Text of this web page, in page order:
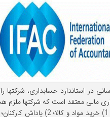
در استاندارد حسابداری،
مالی معتقد است که شرکتها ملزم